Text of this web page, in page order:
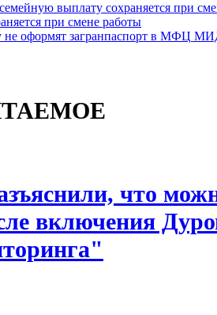
при смене работы
МИД
что
включения